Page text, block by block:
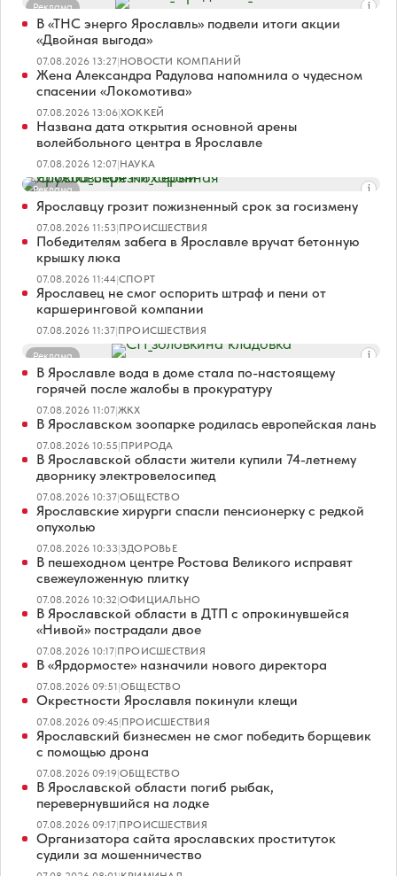
Реклама
В «ТНС энерго Ярославль» подвели итоги акции
«Двойная выгода»
07.08.2026 13:27|НОВОСТИ КОМПАНИЙ
Жена Александра Радулова напомнила о чудесном
спасении «Локомотива»
07.08.2026 13:06|ХОККЕЙ
Названа дата открытия основной арены
волейбольного центра в Ярославле
07.08.2026 12:07|НАУКА
Реклама
Ярославцу грозит пожизненный срок за госизмену
07.08.2026 11:53|ПРОИСШЕСТВИЯ
Победителям забега в Ярославле вручат бетонную
крышку люка
07.08.2026 11:44|СПОРТ
Ярославец не смог оспорить штраф и пени от
каршеринговой компании
07.08.2026 11:37|ПРОИСШЕСТВИЯ
Реклама
В Ярославле вода в доме стала по-настоящему
горячей после жалобы в прокуратуру
07.08.2026 11:07|ЖКХ
В Ярославском зоопарке родилась европейская лань
07.08.2026 10:55|ПРИРОДА
В Ярославской области жители купили 74-летнему
дворнику электровелосипед
07.08.2026 10:37|ОБЩЕСТВО
Ярославские хирурги спасли пенсионерку с редкой
опухолью
07.08.2026 10:33|ЗДОРОВЬЕ
В пешеходном центре Ростова Великого исправят
свежеуложенную плитку
07.08.2026 10:32|ОФИЦИАЛЬНО
В Ярославской области в ДТП с опрокинувшейся
«Нивой» пострадали двое
07.08.2026 10:17|ПРОИСШЕСТВИЯ
В «Ярдормосте» назначили нового директора
07.08.2026 09:51|ОБЩЕСТВО
Окрестности Ярославля покинули клещи
07.08.2026 09:45|ПРОИСШЕСТВИЯ
Ярославский бизнесмен не смог победить борщевик
с помощью дрона
07.08.2026 09:19|ОБЩЕСТВО
В Ярославской области погиб рыбак,
перевернувшийся на лодке
07.08.2026 09:17|ПРОИСШЕСТВИЯ
Организатора сайта ярославских проституток
судили за мошенничество